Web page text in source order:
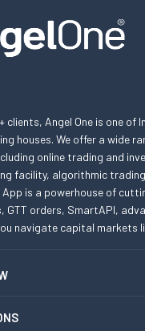
clients, Angel One is one of
houses. We offer a wide
online trading and
facility, algorithmic
App is a powerhouse of
GTT orders, SmartAPI,
navigate capital markets